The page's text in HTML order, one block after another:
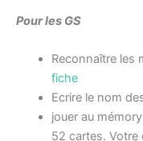
Pour les GS
Reconnaître les
fiche
Ecrire le nom
jouer au
52 cartes.